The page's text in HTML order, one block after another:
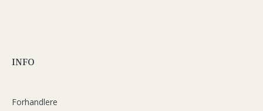
INFO
Forhandlere